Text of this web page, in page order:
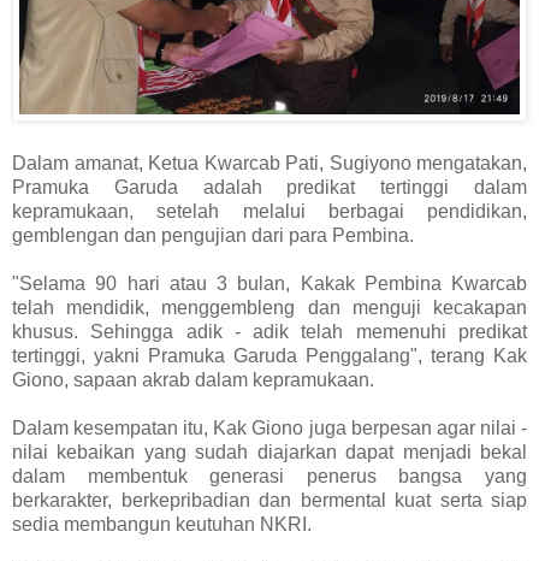
Dalam amanat, Ketua Kwarcab Pati, Sugiyono mengatakan,
Pramuka Garuda adalah predikat tertinggi dalam
kepramukaan, setelah melalui berbagai pendidikan,
gemblengan dan pengujian dari para Pembina.
"Selama 90 hari atau 3 bulan, Kakak Pembina Kwarcab
telah mendidik, menggembleng dan menguji kecakapan
khusus. Sehingga adik - adik telah memenuhi predikat
tertinggi, yakni Pramuka Garuda Penggalang", terang Kak
Giono, sapaan akrab dalam kepramukaan.
Dalam kesempatan itu, Kak Giono juga berpesan agar nilai -
nilai kebaikan yang sudah diajarkan dapat menjadi bekal
dalam membentuk generasi penerus bangsa yang
berkarakter, berkepribadian dan bermental kuat serta siap
sedia membangun keutuhan NKRI.